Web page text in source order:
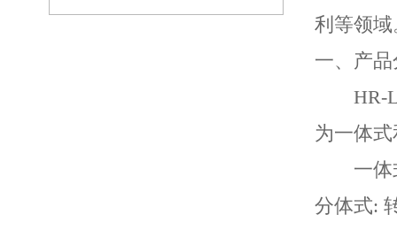
利等领域
一、产
HR-
为一体
一体式
分体式: